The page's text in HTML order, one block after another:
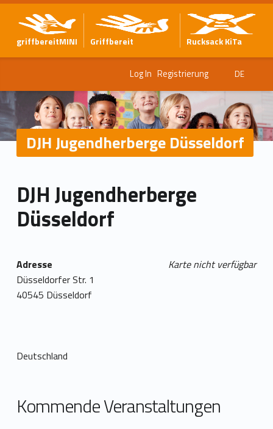
griffbereitMINI Griffbereit Rucksack KiTa
Log In Registrierung DE
DJH Jugendherberge Düsseldorf
DJH Jugendherberge
Düsseldorf
Karte nicht verfügbar
Adresse
Düsseldorfer Str. 1
40545 Düsseldorf
Deutschland
Kommende Veranstaltungen